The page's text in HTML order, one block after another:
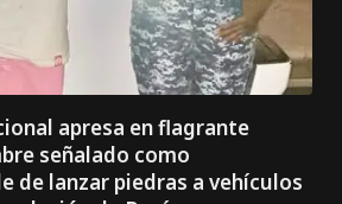
apresa en flagrante
señalado como
de lanzar piedras a vehículos